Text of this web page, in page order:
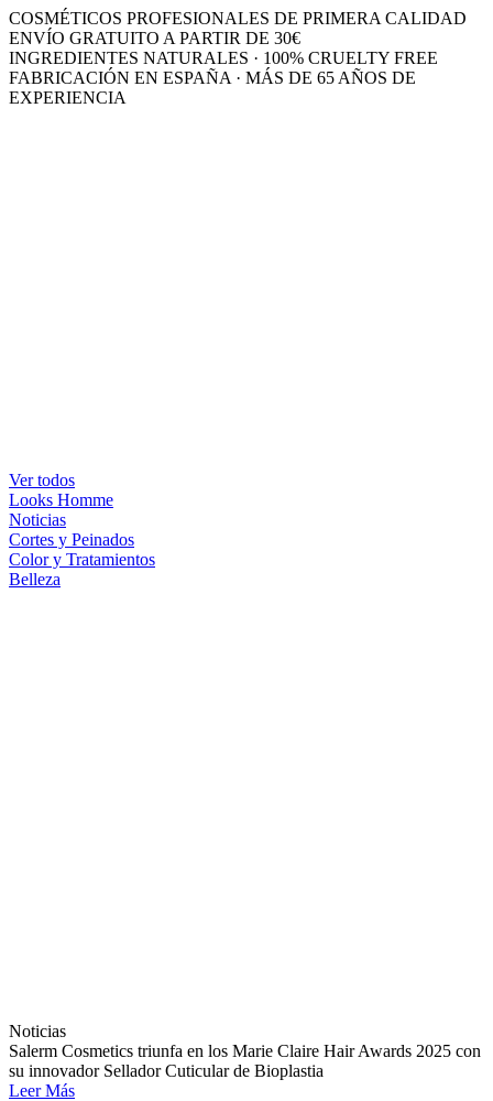
COSMÉTICOS PROFESIONALES DE PRIMERA CALIDAD
ENVÍO GRATUITO A PARTIR DE 30€
INGREDIENTES NATURALES · 100% CRUELTY FREE
FABRICACIÓN EN ESPAÑA · MÁS DE 65 AÑOS DE
EXPERIENCIA
Ver todos
Looks Homme
Noticias
Cortes y Peinados
Color y Tratamientos
Belleza
Noticias
Salerm Cosmetics triunfa en los Marie Claire Hair Awards 2025 con
su innovador Sellador Cuticular de Bioplastia
Leer Más